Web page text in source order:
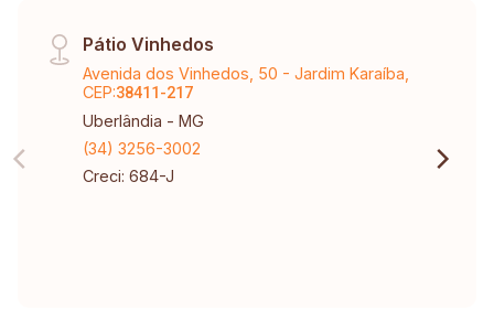
Pátio Vinhedos
Avenida dos Vinhedos, 50 - Jardim Karaíba,
CEP:38411-217
Uberlândia - MG
(34) 3256-3002
Creci: 684-J